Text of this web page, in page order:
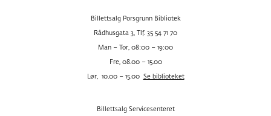
Billettsalg Porsgrunn Bibliotek
Rådhusgata 3, Tlf. 35 54 71 70
Man – Tor, 08:00 – 19:00
Fre, 08.00 – 15.00
Lør, 10.00 – 15.00 Se biblioteket
Billettsalg Servicesenteret